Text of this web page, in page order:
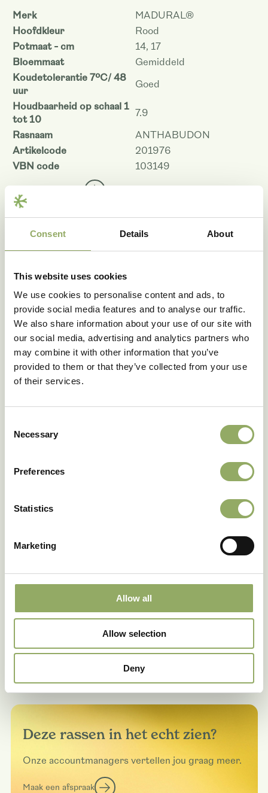
Consent Details About
This website uses cookies
We use cookies to personalise content and ads, to
provide social media features and to analyse our traffic.
We also share information about your use of our site with
our social media, advertising and analytics partners who
may combine it with other information that you’ve
provided to them or that they’ve collected from your use
of their services.
Selection
Necessary
Preferences
Statistics
Marketing
Allow all
Allow selection
Deny
Merk
MADURAL®
Hoofdkleur
Rood
Potmaat - cm
14, 17
Bloemmaat
Gemiddeld
Koudetolerantie 7ºC/ 48
uur
Goed
Houdbaarheid op schaal 1
tot 10
7.9
Rasnaam
ANTHABUDON
Artikelcode
201976
VBN code
103149
Deze rassen in het echt zien?
Onze accountmanagers vertellen jou graag meer.
Maak een afspraak